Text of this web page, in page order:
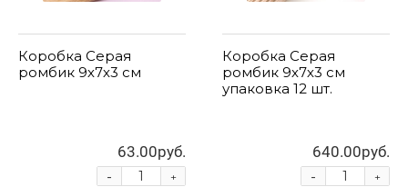
Коробка Серая
ромбик 9х7х3 см
63.00руб.
+
-
Коробка Серая
ромбик 9х7х3 см
упаковка 12 шт.
640.00руб.
+
-